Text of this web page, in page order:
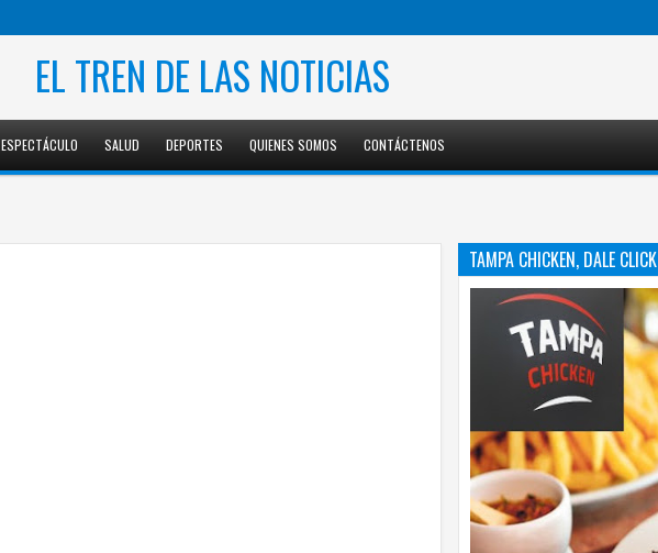
EL TREN DE LAS NOTICIAS
ESPECTÁCULO SALUD DEPORTES QUIENES SOMOS CONTÁCTENOS
TAMPA CHICKEN, DALE CLICK